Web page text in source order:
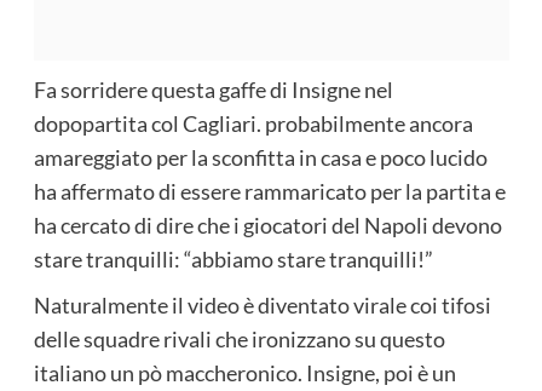
Fa sorridere questa gaffe di Insigne nel
dopopartita col Cagliari. probabilmente ancora
amareggiato per la sconfitta in casa e poco lucido
ha affermato di essere rammaricato per la partita e
ha cercato di dire che i giocatori del Napoli devono
stare tranquilli: “abbiamo stare tranquilli!”
Naturalmente il video è diventato virale coi tifosi
delle squadre rivali che ironizzano su questo
italiano un pò maccheronico. Insigne, poi è un